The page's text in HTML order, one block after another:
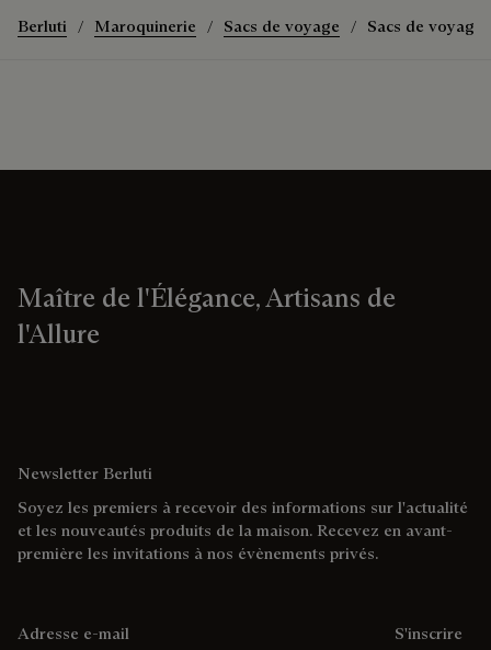
Berluti Maroquinerie Sacs de voyage Sacs de voyage
Maître de l'Élégance, Artisans de
l'Allure
Newsletter Berluti
Soyez les premiers à recevoir des informations sur l'actualité
et les nouveautés produits de la maison. Recevez en avant-
première les invitations à nos évènements privés.
S'inscrire